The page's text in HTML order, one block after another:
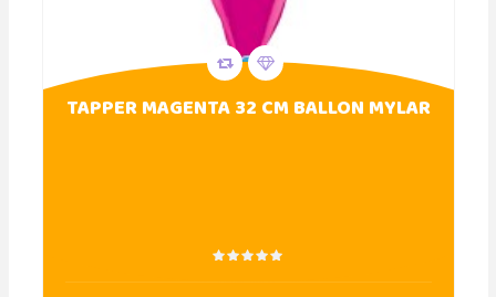
TAPPER MAGENTA 32 CM BALLON MYLAR